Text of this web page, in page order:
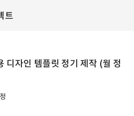
트
디자인 템플릿 정기 제작 (월 정